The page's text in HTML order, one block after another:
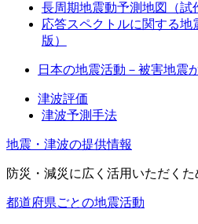
長周期地震動予測地図（試
応答スペクトルに関する
版）
日本の地震活動－被害地震
津波評価
津波予測手法
地震・津波の提供情報
防災・減災に広く活用いただくた
都道府県ごとの地震活動